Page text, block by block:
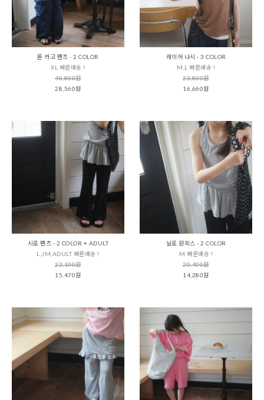
론 카고 팬츠 - 2 COLOR
XL 빠른배송 !
40,800원
28,560원
레이어 나시 - 3 COLOR
M,L 빠른배송 !
23,800원
16,660원
시로 팬츠 - 2 COLOR + ADULT
L,JM,ADULT 빠른배송 !
22,100원
15,470원
닐로 원피스 - 2 COLOR
M 빠른배송 !
20,400원
14,280원